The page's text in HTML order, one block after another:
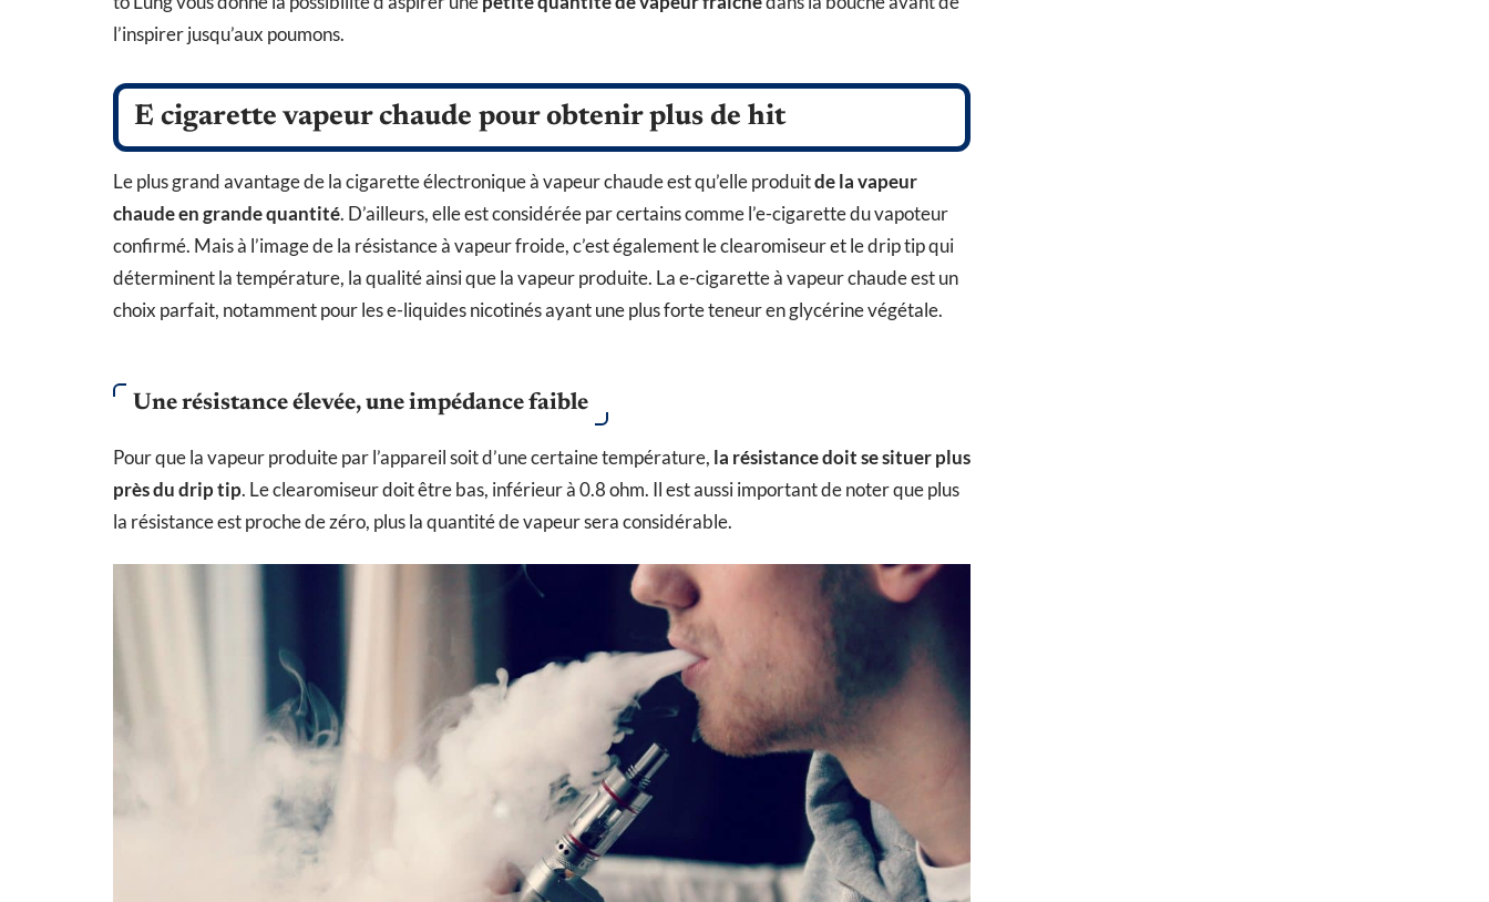
l’inspirer jusqu’aux poumons.
E cigarette vapeur chaude pour obtenir plus de hit
Le plus grand avantage de la cigarette électronique à vapeur chaude est qu’elle produitde la vapeur
chaude en grande quantité. D’ailleurs, elle est considérée par certains comme l’e-cigarette du vapoteur
confirmé. Mais à l’image de la résistance à vapeur froide, c’est également le clearomiseur et le drip tip qui
déterminent la température, la qualité ainsi que la vapeur produite. La e-cigarette à vapeur chaude est un
choix parfait, notamment pour les e-liquides nicotinés ayant une plus forte teneur en glycérine végétale.
Une résistance élevée, une impédance faible
Pour que la vapeur produite par l’appareil soit d’une certaine température, la résistance doit se situer plus
près du drip tip. Le clearomiseur doit être bas, inférieur à 0.8 ohm. Il est aussi important de noter que plus
la résistance est proche de zéro, plus la quantité de vapeur sera considérable.